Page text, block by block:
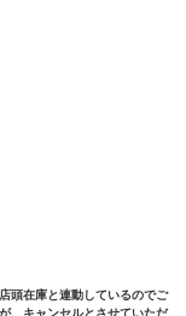
頭在庫と連動しているのでご
、キャンセルとさせていただ